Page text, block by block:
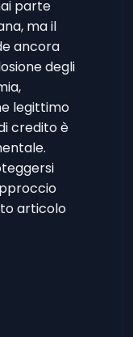
parte
ma il
ancora
degli
legittimo
credito è
articolo